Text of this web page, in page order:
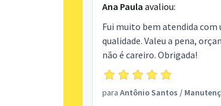
Ana Paula avaliou:
Fui muito bem atendida com
qualidade. Valeu a pena,
não é careiro. Obrigada!
para Antônio Santos /